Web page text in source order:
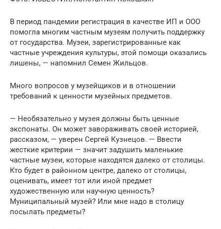
В период пандемии регистрация в качестве ИП и ООО
помогла многим частным музеям получить поддержку
от государства. Музеи, зарегистрированные как
частные учреждения культуры, этой помощи оказались
лишены, — напомнил Семен Жильцов.
Много вопросов у музейщиков и в отношении
требований к ценности музейных предметов.
— Необязательно у музея должны быть ценные
экспонаты. Он может завораживать своей историей,
рассказом, — уверен Сергей Кузнецов. — Ввести
жесткие критерии — значит задушить маленькие
частные музеи, которые находятся далеко от столицы.
Кто будет в районном центре, далеко от столицы,
оценивать, имеет тот или иной предмет
художественную или научную ценность?
Муниципальный музей? Или мне надо в столицу
посылать предметы?